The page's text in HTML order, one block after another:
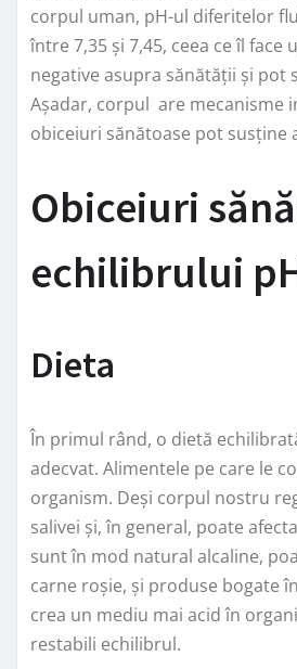
corpul uman, pH-ul diferitelor
între 7,35 și 7,45, ceea ce îl
negative asupra sănătății și
Așadar, corpul are mecanisme
obiceiuri sănătoase pot
Obiceiuri
echilibrului
Dieta
În primul rând, o dietă
adecvat. Alimentele pe care le
organism. Deși corpul nostru
salivei și, în general, poate
sunt în mod natural alcaline,
carne roșie, și produse bogate
crea un mediu mai acid în
restabili echilibrul.